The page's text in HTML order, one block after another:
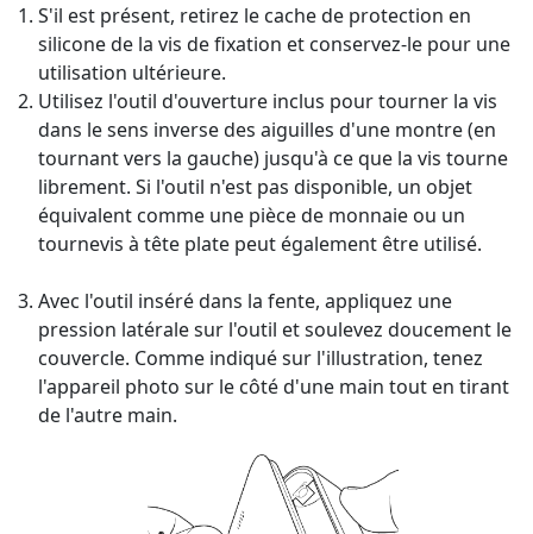
S'il est présent, retirez le cache de protection en
silicone de la vis de fixation et conservez-le pour une
utilisation ultérieure.
Utilisez l'outil d'ouverture inclus pour tourner la vis
dans le sens inverse des aiguilles d'une montre (en
tournant vers la gauche) jusqu'à ce que la vis tourne
librement. Si l'outil n'est pas disponible, un objet
équivalent comme une pièce de monnaie ou un
tournevis à tête plate peut également être utilisé.
Avec l'outil inséré dans la fente, appliquez une
pression latérale sur l'outil et soulevez doucement le
couvercle. Comme indiqué sur l'illustration, tenez
l'appareil photo sur le côté d'une main tout en tirant
de l'autre main.